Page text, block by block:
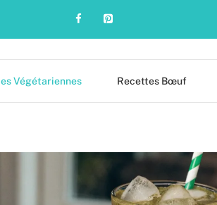
Végétariennes Recettes Bœuf